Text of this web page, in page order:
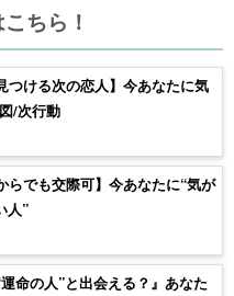
ちら！
つける次の恋人】今あなたに気
/次行動
らでも交際可】今あなたに“気が
人”
命の人”と出会える？』あなた